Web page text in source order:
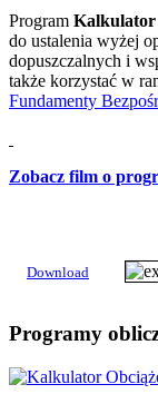
Program
do ustalenia wyżej
dopuszczalnych i
także korzystać w
Fundamenty
Zobacz film o
Download
Programy